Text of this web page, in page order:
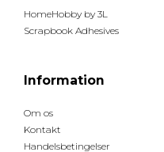
HomeHobby by 3L
Scrapbook Adhesives
Information
Om os
Kontakt
Handelsbetingelser